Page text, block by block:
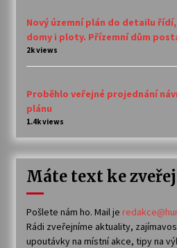
Nový územní plán do detailu
domy i ploty. Přízemní dům
2k views
Proběhlo veřejné projednání
plánu
1.4k views
Máte text ke
Pošlete nám ho. Mail je
Rádi zveřejníme aktuality,
upoutávky na místní akce, tipy na